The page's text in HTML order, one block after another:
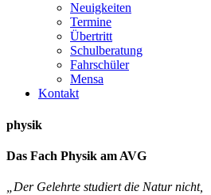
Neuigkeiten
Termine
Übertritt
Schulberatung
Fahrschüler
Mensa
Kontakt
physik
Das Fach Physik am AVG
„Der Gelehrte studiert die Natur nicht,